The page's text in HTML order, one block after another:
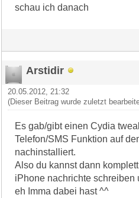
schau ich danach
Arstidir
20.05.2012, 21:32
(Dieser Beitrag wurde zuletzt
Es gab/gibt einen Cydia
Telefon/SMS Funktion auf
nachinstalliert.
Also du kannst dann
iPhone nachrichte schreiben
eh Imma dabei hast ^^